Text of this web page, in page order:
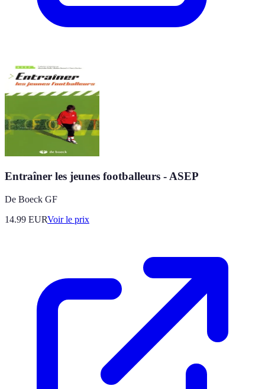
Entraîner les jeunes footballeurs - ASEP
De Boeck GF
14.99 EURVoir le prix